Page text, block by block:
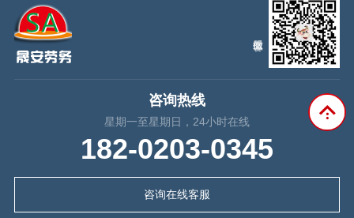
咨询热线
星期一至星期日，24小时在线
182-0203-0345
咨询在线客服